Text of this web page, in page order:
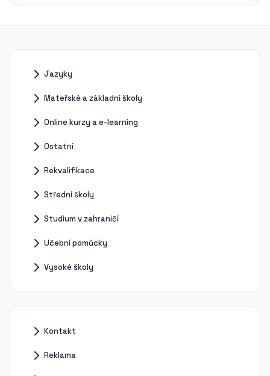
Jazyky
Mateřské a základní školy
Online kurzy a e-learning
Ostatní
Rekvalifikace
Střední školy
Studium v zahraničí
Učební pomůcky
Vysoké školy
Kontakt
Reklama